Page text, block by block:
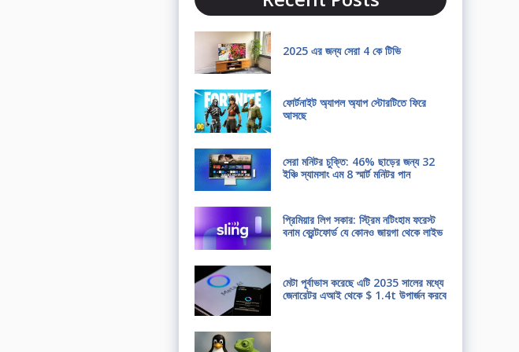
2025 এর জন্য সেরা 4 কে টিভি
ফোর্টনাইট অ্যাপল অ্যাপ স্টোরটিতে ফিরে
আসছে
সেরা মনিটর চুক্তি: 46% ছাড়ের জন্য 32
ইঞ্চি স্যামসাং এম 8 স্মার্ট মনিটর পান
প্রিমিয়ার লিগ সকার: স্ট্রিম নটিংহাম ফরেস্ট
বনাম ব্রেন্টফোর্ড যে কোনও জায়গা থেকে লাইভ
মেটা পূর্বাভাস করেছে এটি 2035 সালের মধ্যে
জেনারেটর এআই থেকে $ 1.4t উপার্জন করবে